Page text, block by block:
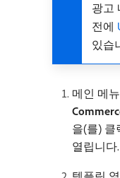
광고
전에
있습
메인 메
을(를) 클
열립니다.